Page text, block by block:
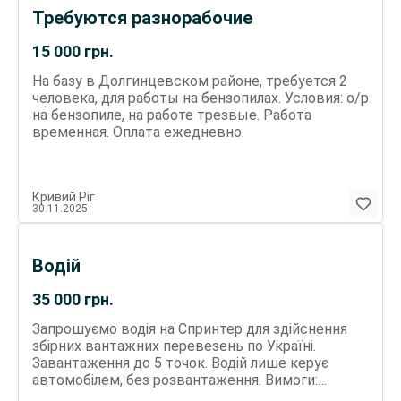
15 000 грн.
Требуются разнорабочие
На базу в Долгинцевском районе, требуется 2
человека, для работы на бензопилах. Условия: о/р
на бензопиле, на работе трезвые. Работа
временная. Оплата ежедневно.
Кривий Ріг
30.11.2025
35 000 грн.
Водій
Запрошуємо водія на Спринтер для здійснення
збірних вантажних перевезень по Україні.
Завантаження до 5 точок. Водій лише керує
автомобілем, без розвантаження. Вимоги: